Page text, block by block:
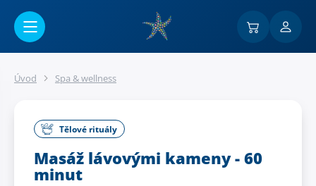
Úvod Spa & wellness
Tělové rituály
Masáž lávovými kameny - 60
minut